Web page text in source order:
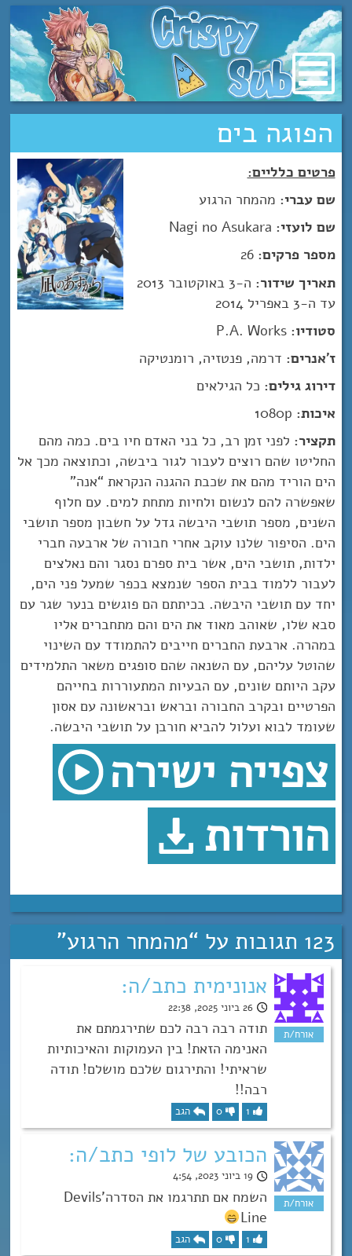
מעבר
לתוכן
הפוגה בים
פרטים כלליים:
שם עברי: מהמחר הרגוע
שם לועזי:
מספר פרקים: 26
תאריך שידור:
ה-3 באוקטובר 2013
עד ה-3 באפריל 2014
סטודיו: P.A. Works
ז'אנרים: דרמה, פנטזיה, רומנטיקה
דירוג גילים: כל הגילאים
איכות:
תקציר: לפני זמן רב, כל בני האדם חיו בים. כמה מהם
החליטו שהם רוצים לעבור לגור ביבשה, וכתוצאה מכך אל
הים הוריד מהם את שכבת ההגנה הנקראת “אנה”
שאפשרה להם לנשום ולחיות מתחת למים. עם חלוף
השנים, מספר תושבי היבשה גדל על חשבון מספר תושבי
הים. הסיפור שלנו עוקב אחרי חבורה של ארבעה חברי
ילדות, תושבי הים, אשר בית ספרם נסגר והם נאלצים
לעבור ללמוד בבית הספר שנמצא בכפר שמעל פני הים,
יחד עם תושבי היבשה. בכיתתם הם פוגשים בנער שגר עם
סבא שלו, שאוהב מאוד את הים והם מתחברים אליו
במהרה. ארבעת החברים חייבים להתמודד עם השינוי
שהוטל עליהם, עם השנאה שהם סופגים משאר התלמידים
עקב היותם שונים, עם הבעיות המתעוררות בחייהם
הפרטיים ובקרב החבורה ובראש ובראשונה עם אסון
שעומד לבוא ועלול להביא חורבן על תושבי היבשה.
צפייה ישירה
הורדות
123 תגובות על “ מהמחר הרגוע”
אנונימית כתב/ה:
26 ביוני 2025, 22:38
תודה רבה רבה לכם שתירגמתם את
האנימה הזאת! בין העמוקות והאיכותיות
שראיתי! והתירגום שלכם מושלם! תודה
רבה!!
1
0 הגב
הכובע של לופי כתב/ה:
19 ביוני 2023, 4:54
השמח אם תתרגמו את הסדרהDevils’
Line
1
0 הגב